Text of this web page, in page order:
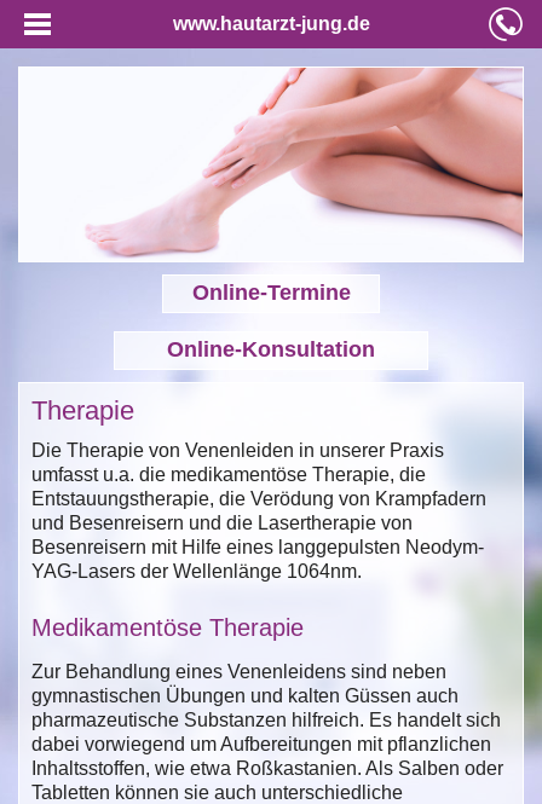
www.hautarzt-jung.de
Online-Termine
Online-Konsultation
Therapie
Die Therapie von Venenleiden in unserer Praxis
umfasst u.a. die medikamentöse Therapie, die
Entstauungstherapie, die Verödung von Krampfadern
und Besenreisern und die Lasertherapie von
Besenreisern mit Hilfe eines langgepulsten Neodym-
YAG-Lasers der Wellenlänge 1064nm.
Medikamentöse Therapie
Zur Behandlung eines Venenleidens sind neben
gymnastischen Übungen und kalten Güssen auch
pharmazeutische Substanzen hilfreich. Es handelt sich
dabei vorwiegend um Aufbereitungen mit pflanzlichen
Inhaltsstoffen, wie etwa Roßkastanien. Als Salben oder
Tabletten können sie auch unterschiedliche